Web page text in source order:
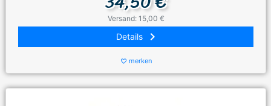
Versand: 15,00 €
Details keyboard_arrow_right
favorite_border merken